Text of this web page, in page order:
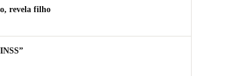
revela filho